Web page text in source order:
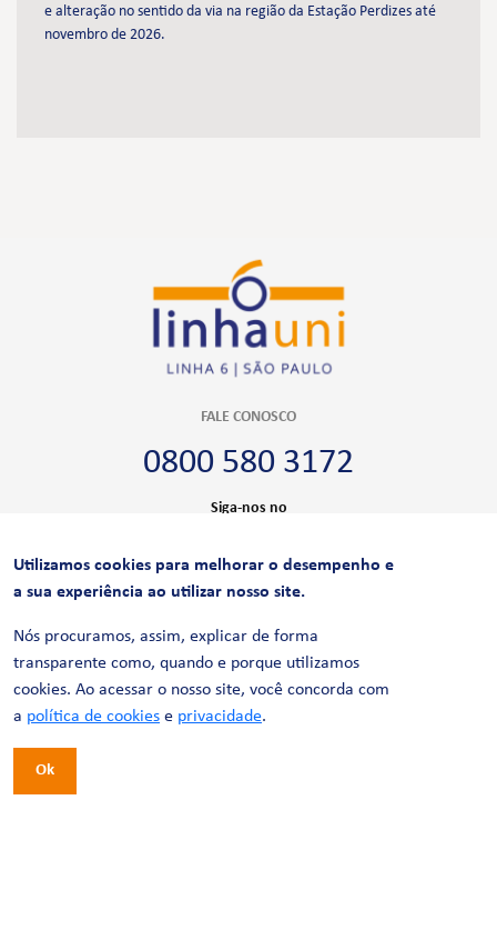
e alteração no sentido da via na região da Estação Perdizes até
novembro de 2026.
FALE CONOSCO
0800 580 3172
Siga-nos no
CERTIFICAÇÕES
Utilizamos cookies para melhorar o desempenho e
a sua experiência ao utilizar nosso site.
Nós procuramos, assim, explicar de forma
transparente como, quando e porque utilizamos
cookies. Ao acessar o nosso site, você concorda com
a política de cookies e privacidade.
Ok